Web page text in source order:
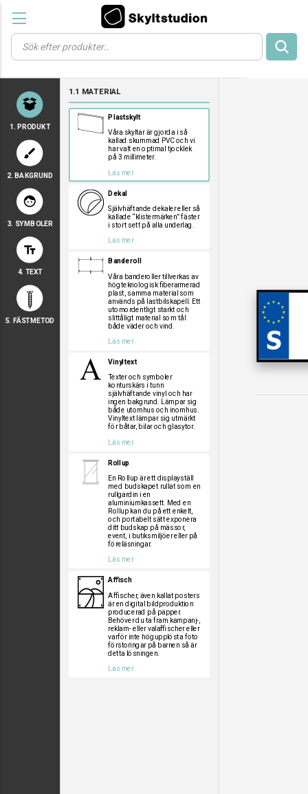
Products
search
a
a
aa
a
a
1. PRODUKT
brush
2. BAKGRUND
face
3. SYMBOLER
text_fields
4. TEXT
5. FÄSTMETOD
1.1 MATERIAL
Plastskylt
Våra skyltar är gjorda i så
kallad skummad PVC och vi
har valt en optimal tjocklek
på 3 millimeter.
Läs mer
Dekal
Självhäftande dekaler eller så
kallade “klistermärken” fäster
i stort sett på alla underlag.
Läs mer
Banderoll
Våra banderoller tillverkas av
högteknologisk fiberarmerad
plast, samma material som
används på lastbilskapell. Ett
utomordentligt starkt och
slittåligt material som tål
både väder och vind.
Läs mer
Vinyltext
Texter och symboler
konturskärs i tunn
självhäftande vinyl och har
ingen bakgrund. Lämpar sig
både utomhus och inomhus.
Vinyltext lämpar sig utmärkt
för båtar, bilar och glasytor.
Läs mer
Rollup
En Rollup är ett displayställ
med budskapet rullat som en
rullgardin i en
aluminiumkassett. Med en
Rollup kan du på ett enkelt,
och portabelt sätt exponera
ditt budskap på mässor,
event, i butiksmiljöer eller på
föreläsningar.
Läs mer
Affisch
Affischer, även kallat posters
är en digital bildproduktion
producerad på papper.
Behöver du ta fram kampanj-,
reklam- eller valaffischer eller
varför inte högupplösta foto
förstoringar på barnen så är
detta lösningen.
Läs mer